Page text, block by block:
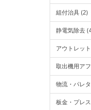
組付治具 (2)
静電気除去
アウトレッ
取出機用ア
物流・パレ
板金・プレ